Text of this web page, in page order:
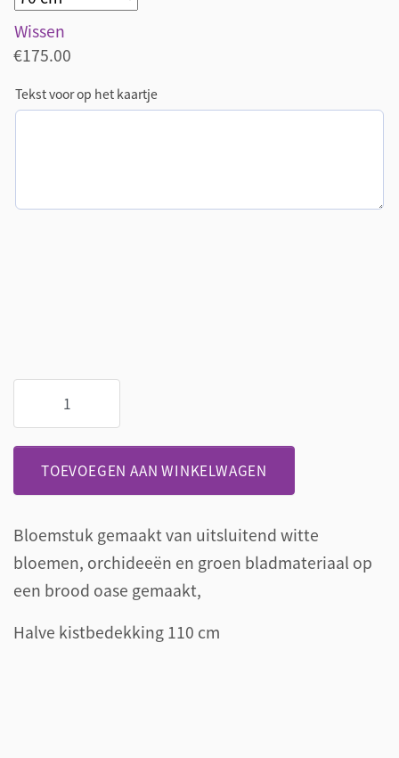
Wissen
€175.00
Tekst voor op het kaartje
rouwarrangement
met
aantal
TOEVOEGEN AAN WINKELWAGEN
Bloemstuk gemaakt van uitsluitend witte
bloemen, orchideeën en groen bladmateriaal op
een brood oase gemaakt,
Halve kistbedekking 110 cm